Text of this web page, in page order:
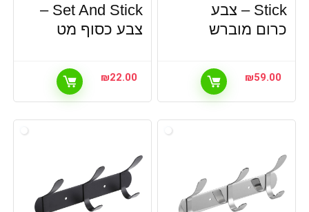
Stick – צבע
כרום מוברש
₪59.00
Set And Stick –
צבע כסוף מט
₪22.00